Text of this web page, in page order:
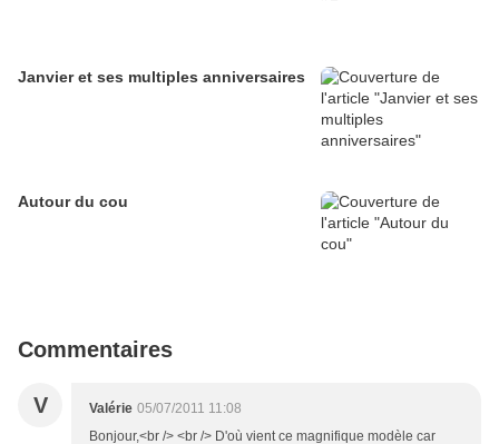
Janvier et ses multiples anniversaires
Autour du cou
Commentaires
V Valérie 05/07/2011 11:08
Bonjour,<br /> <br /> D'où vient ce magnifique modèle car